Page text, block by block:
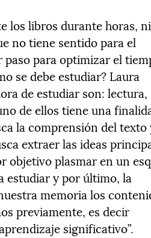
los libros durante horas, ni
no tiene sentido para el
para optimizar el
se debe estudiar? Laura
de estudiar son: lectura,
de ellos tiene una
la comprensión del texto
extraer las ideas
objetivo plasmar en un
estudiar y por último, la
memoria los
previamente, es decir
significativo”.